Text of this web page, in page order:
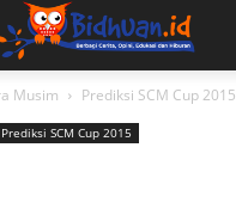
Musim Prediksi SCM Cup 2015
Prediksi SCM Cup 2015